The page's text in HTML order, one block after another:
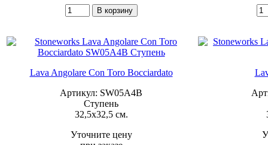
Lava Angolare Con Toro Bocciardato
Артикул: SW05A4B
Ступень
32,5x32,5 см.
Уточните цену